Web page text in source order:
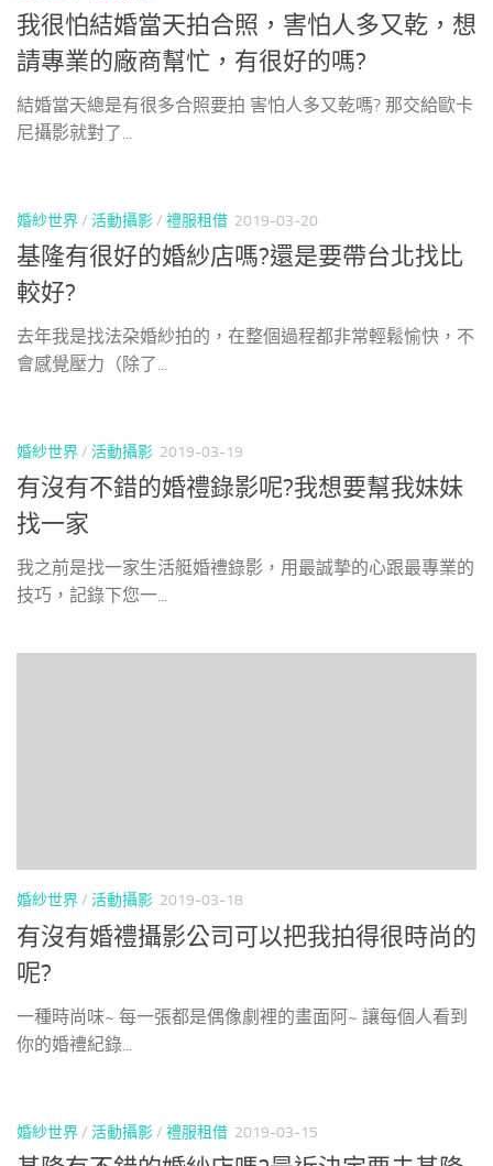
我很怕結婚當天拍合照，害怕人多又乾，想
請專業的廠商幫忙，有很好的嗎?
結婚當天總是有很多合照要拍 害怕人多又乾嗎? 那交給歐卡
尼攝影就對了...
婚紗世界/ 活動攝影/ 禮服租借 2019-03-20
基隆有很好的婚紗店嗎?還是要帶台北找比
較好?
去年我是找法朶婚紗拍的，在整個過程都非常輕鬆愉快，不
會感覺壓力（除了...
婚紗世界/ 活動攝影 2019-03-19
有沒有不錯的婚禮錄影呢?我想要幫我妹妹
找一家
我之前是找一家生活艇婚禮錄影，用最誠摯的心跟最專業的
技巧，記錄下您一...
婚紗世界/ 活動攝影 2019-03-18
有沒有婚禮攝影公司可以把我拍得很時尚的
呢?
一種時尚味~ 每一張都是偶像劇裡的畫面阿~ 讓每個人看到
你的婚禮紀錄...
婚紗世界/ 活動攝影/ 禮服租借 2019-03-15